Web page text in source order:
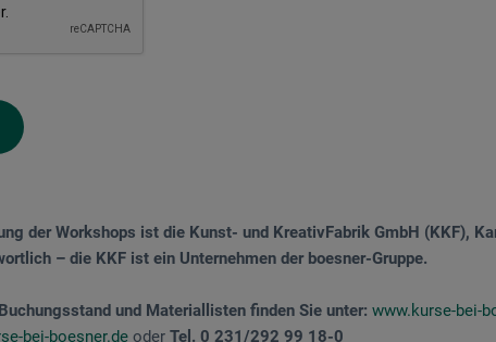
der Workshops ist die Kunst- und KreativFabrik GmbH (KKF),
– die KKF ist ein Unternehmen der boesner-Gruppe.
und Materiallisten finden Sie unter: www.kurse-bei-
bei-boesner.de oder Tel. 0 231/292 99 18-0